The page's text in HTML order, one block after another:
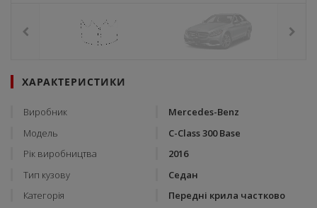
ХАРАКТЕРИСТИКИ
Виробник
Mercedes-Benz
Модель
C-Class 300 Base
Рік виробництва
2016
Тип кузову
Седан
Категорія
Передні крила частково